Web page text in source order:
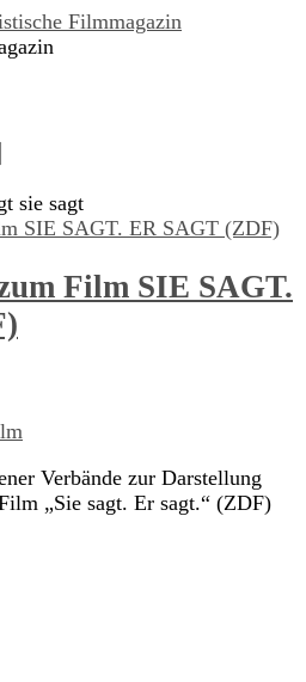
sie sagt
Film SIE SAGT.
Verbände zur Darstellung
„Sie sagt. Er sagt.“ (ZDF)